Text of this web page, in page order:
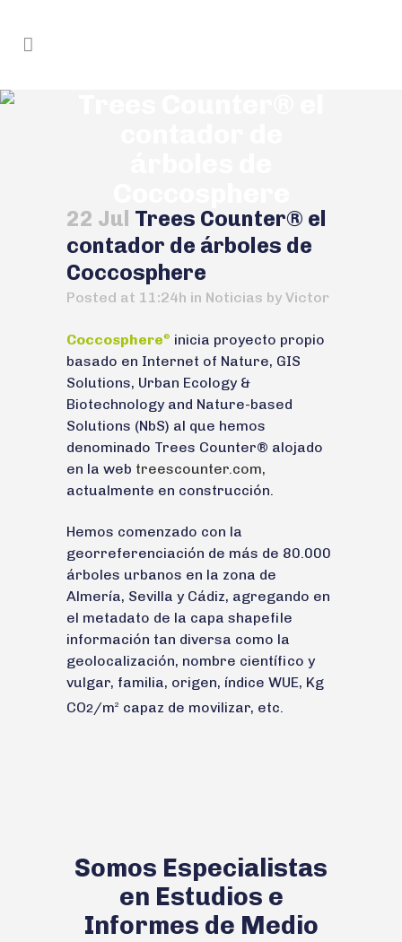
22 Jul Trees Counter® el
contador de árboles de
Coccosphere
Posted at 11:24h in Noticias by Victor
Coccosphere® inicia proyecto propio
basado en Internet of Nature, GIS
Solutions, Urban Ecology &
Biotechnology and Nature-based
Solutions (NbS) al que hemos
denominado Trees Counter® alojado
en la web treescounter.com,
actualmente en construcción.
Hemos comenzado con la
georreferenciación de más de 80.000
árboles urbanos en la zona de
Almería, Sevilla y Cádiz, agregando en
el metadato de la capa shapefile
información tan diversa como la
geolocalización, nombre científico y
vulgar, familia, origen, índice WUE, Kg
CO2/m2 capaz de movilizar, etc.
Somos Especialistas
en Estudios e
Informes de Medio